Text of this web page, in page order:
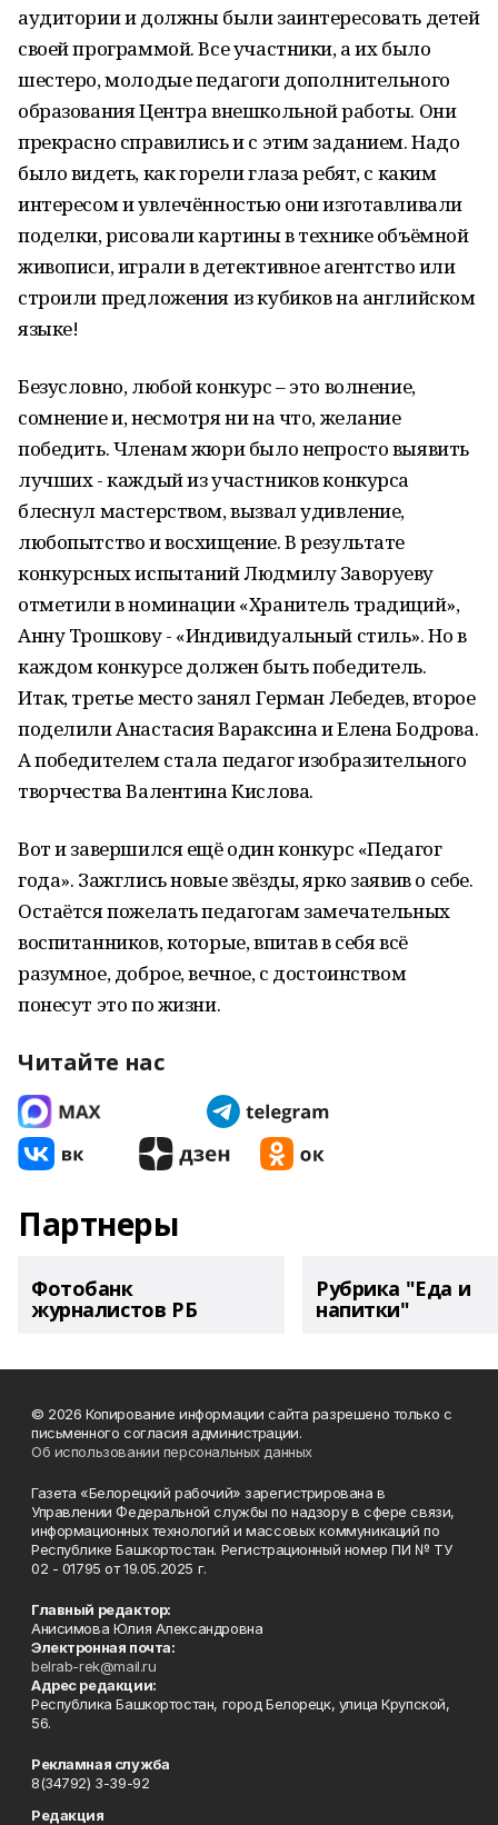
аудитории и должны были заинтересовать детей
своей программой. Все участники, а их было
шестеро, молодые педагоги дополнительного
образования Центра внешкольной работы. Они
прекрасно справились и с этим заданием. Надо
было видеть, как горели глаза ребят, с каким
интересом и увлечённостью они изготавливали
поделки, рисовали картины в технике объёмной
живописи, играли в детективное агентство или
строили предложения из кубиков на английском
языке!
Безусловно, любой конкурс – это волнение,
сомнение и, несмотря ни на что, желание
победить. Членам жюри было непросто выявить
лучших - каждый из участников конкурса
блеснул мастерством, вызвал удивление,
любопытство и восхищение. В результате
конкурсных испытаний Людмилу Заворуеву
отметили в номинации «Хранитель традиций»,
Анну Трошкову - «Индивидуальный стиль». Но в
каждом конкурсе должен быть победитель.
Итак, третье место занял Герман Лебедев, второе
поделили Анастасия Вараксина и Елена Бодрова.
А победителем стала педагог изобразительного
творчества Валентина Кислова.
Вот и завершился ещё один конкурс «Педагог
года». Зажглись новые звёзды, ярко заявив о себе.
Остаётся пожелать педагогам замечательных
воспитанников, которые, впитав в себя всё
разумное, доброе, вечное, с достоинством
понесут это по жизни.
Читайте нас
Партнеры
Фотобанк
журналистов РБ
Рубрика "Еда и
напитки"
© 2026 Копирование информации сайта разрешено только с
письменного согласия администрации.
Об использовании персональных данных
Газета «Белорецкий рабочий» зарегистрирована в
Управлении Федеральной службы по надзору в сфере связи,
информационных технологий и массовых коммуникаций по
Республике Башкортостан. Регистрационный номер ПИ № ТУ
02 - 01795 от 19.05.2025 г.
Главный редактор:
Анисимова Юлия Александровна
Электронная почта:
belrab-rek@mail.ru
Адрес редакции:
Республика Башкортостан, город Белорецк, улица Крупской,
56.
Рекламная служба
8(34792) 3-39-92
Редакция